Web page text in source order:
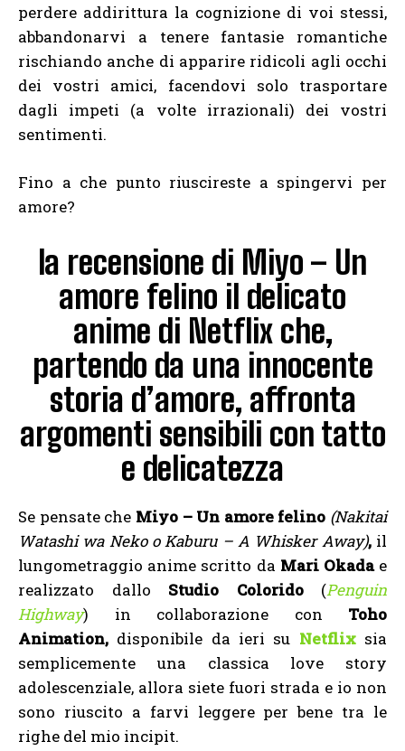
perdere addirittura la cognizione di voi stessi,
abbandonarvi a tenere fantasie romantiche
rischiando anche di apparire ridicoli agli occhi
dei vostri amici, facendovi solo trasportare
dagli impeti (a volte irrazionali) dei vostri
sentimenti.
Fino a che punto riuscireste a spingervi per
amore?
la recensione di Miyo – Un
amore felino il delicato
anime di Netflix che,
partendo da una innocente
storia d’amore, affronta
argomenti sensibili con tatto
e delicatezza
Se pensate che Miyo – Un amore felino (Nakitai
Watashi wa Neko o Kaburu – A Whisker Away),il
lungometraggio anime scritto da Mari Okadae
realizzato dallo Studio Colorido(Penguin
Highway) in collaborazione con Toho
Animation, disponibile da ieri su Netflixsia
semplicemente una classica love story
adolescenziale, allora siete fuori strada e io non
sono riuscito a farvi leggere per bene tra le
righe del mio incipit.